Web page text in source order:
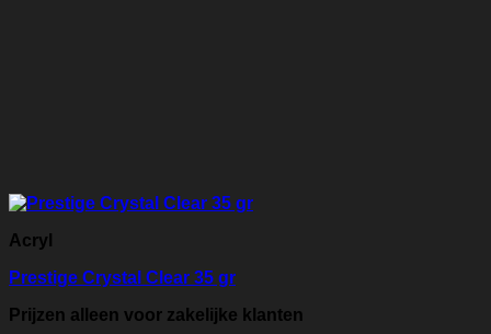
Acryl
Prestige Crystal Clear 35 gr
Prijzen alleen voor zakelijke klanten